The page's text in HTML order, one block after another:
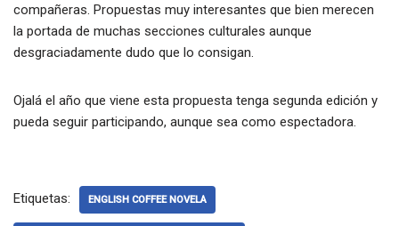
compañeras. Propuestas muy interesantes que bien merecen
la portada de muchas secciones culturales aunque
desgraciadamente dudo que lo consigan.
Ojalá el año que viene esta propuesta tenga segunda edición y
pueda seguir participando, aunque sea como espectadora.
Etiquetas: ENGLISH COFFEE NOVELA